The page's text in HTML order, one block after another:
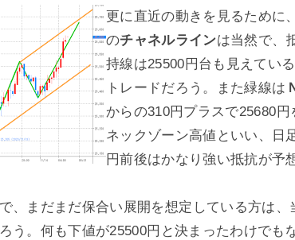
更に直近の動きを見るために
のチャネルラインは当然で、
持線は25500円台も見えてい
トレードだろう。また緑線は
からの310円プラスで25680
ネックゾーン高値といい、日
円前後はかなり強い抵抗が予
、まだまだ保合い展開を想定している方は
う。何も下値が25500円と決まったわけでも